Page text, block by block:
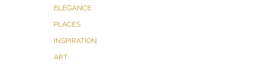
ELEGANCE
PLACES
INSPIRATION
ART